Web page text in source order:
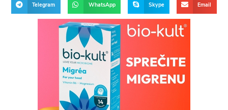
Telegram WhatsApp Skype Email